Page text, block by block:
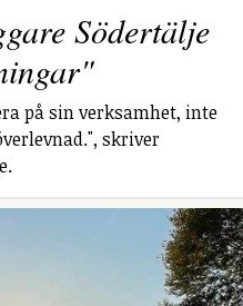
Södertälje
på sin verksamhet, inte
skriver